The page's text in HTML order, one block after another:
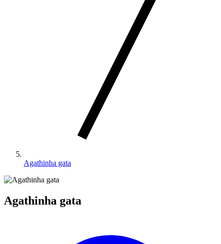
Agathinha gata
Agathinha gata